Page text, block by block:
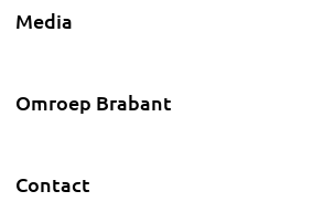
Media
Omroep Brabant
Contact